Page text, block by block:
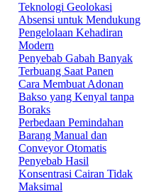
Teknologi Geolokasi
Absensi untuk Mendukung
Pengelolaan Kehadiran
Modern
Penyebab Gabah Banyak
Terbuang Saat Panen
Cara Membuat Adonan
Bakso yang Kenyal tanpa
Boraks
Perbedaan Pemindahan
Barang Manual dan
Conveyor Otomatis
Penyebab Hasil
Konsentrasi Cairan Tidak
Maksimal